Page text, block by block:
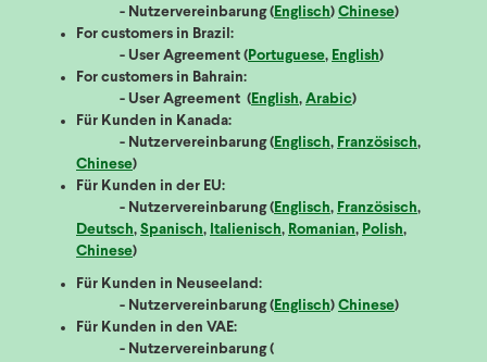
- Nutzervereinbarung (Englisch) Chinese)
For customers in Brazil:
- User Agreement (Portuguese, English)
For customers in Bahrain:
- User Agreement (English, Arabic)
Für Kunden in Kanada:
- Nutzervereinbarung (Englisch, Französisch,
Chinese)
Für Kunden in der EU:
- Nutzervereinbarung (Englisch, Französisch,
Deutsch, Spanisch, Italienisch, Romanian, Polish,
Chinese)
Für Kunden in Neuseeland:
- Nutzervereinbarung (Englisch) Chinese)
Für Kunden in den VAE:
- Nutzervereinbarung (